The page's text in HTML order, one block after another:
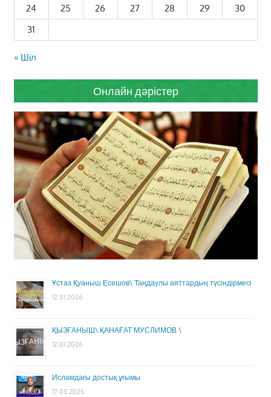
24
25 26 27 28 29
30
31
« Шіл
Онлайн дәрістер
Ұстаз Қуаныш Есешов\ Таңдаулы аяттардың түсіндірмесі
12.01.2026
ҚЫЗҒАНЫШ\ ҚАНАҒАТ МУСЛИМОВ \
12.01.2026
Исламдағы достық ұғымы
17.05.2025